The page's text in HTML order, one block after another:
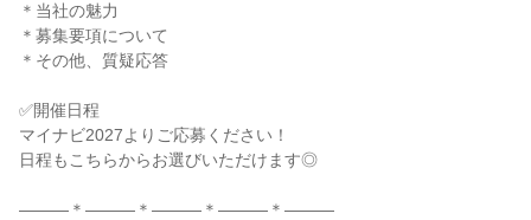
＊当社の魅力
＊募集要項について
＊その他、質疑応答
✅開催日程
マイナビ2027よりご応募ください！
日程もこちらからお選びいただけます◎
―――＊―――＊―――＊―――＊―――